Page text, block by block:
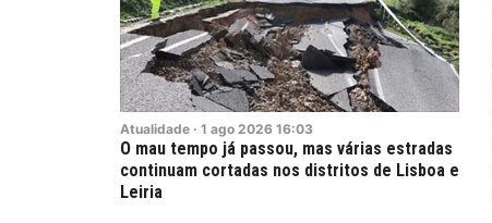
Atualidade · 1 ago 2026 16:03
O mau tempo já passou, mas várias estradas
continuam cortadas nos distritos de Lisboa e
Leiria